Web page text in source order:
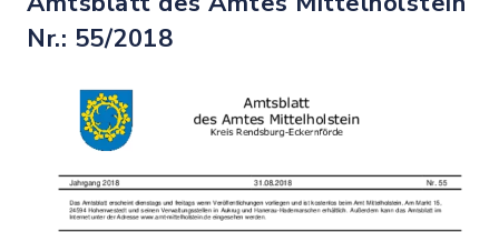
Nr.: 55/2018